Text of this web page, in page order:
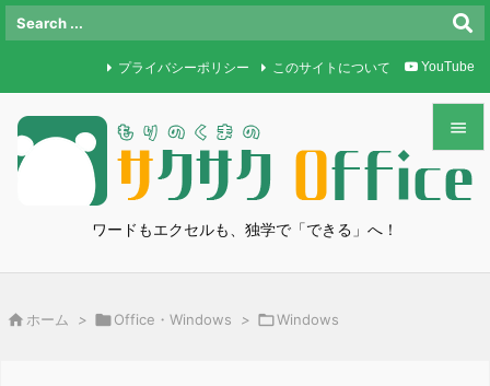
ワードもエクセルも、独学で「できる」へ！


メニュ
プライバシーポリシー このサイトについて YouTube
 ホーム > Office・Windows > Windows